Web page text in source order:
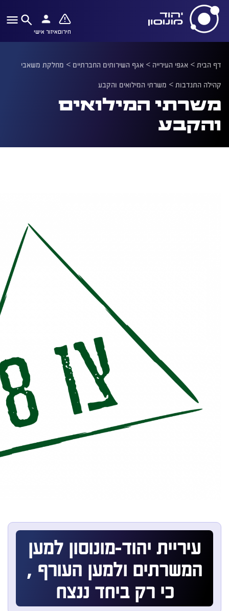
חירוםאיזור אישי
דף הבית> אגפי העירייה > אגף השירותים החברתיים > מחלקת משאבי
קהילה התנדבות> משרתי המילואים והקבע
משרתי המילואים
והקבע
עיריית יהוד-מונוסון למען
המשרתים ולמען העורף ,
כי רק ביחד ננצח